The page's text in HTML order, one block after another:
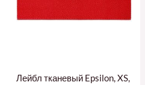
Лейбл тканевый Epsilon, XS,